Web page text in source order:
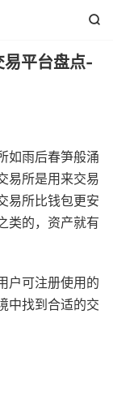

平台盘点-
如雨后春笋般涌
易所是用来交易
易所比钱包更安
类的，资产就有
户可注册使用的
中找到合适的交